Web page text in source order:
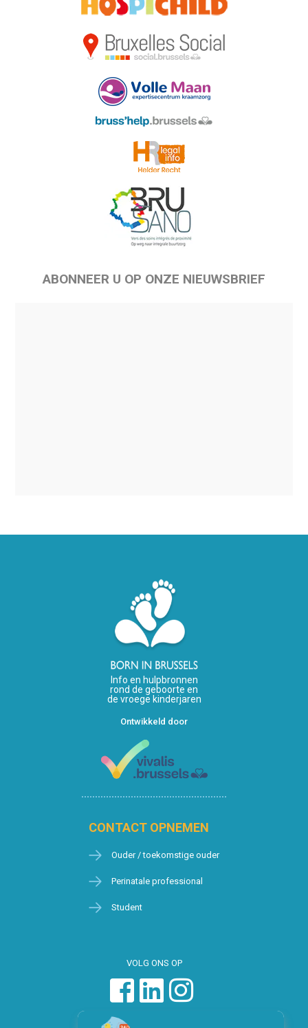
ABONNEER U OP ONZE NIEUWSBRIEF
Info en hulpbronnen
rond de geboorte en
de vroege kinderjaren
Ontwikkeld door
CONTACT OPNEMEN
Ouder / toekomstige ouder
Perinatale professional
Student
VOLG ONS OP